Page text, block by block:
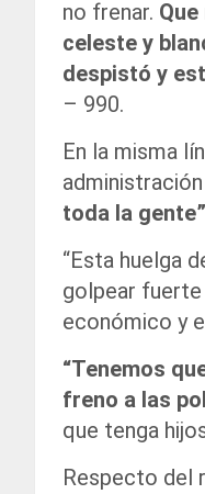
no frenar.
celeste y
despistó y
– 990.
En la misma
toda la
“Esta huelga
golpear fuerte
económico y
“Tenemos
freno a las
que tenga
Respecto del